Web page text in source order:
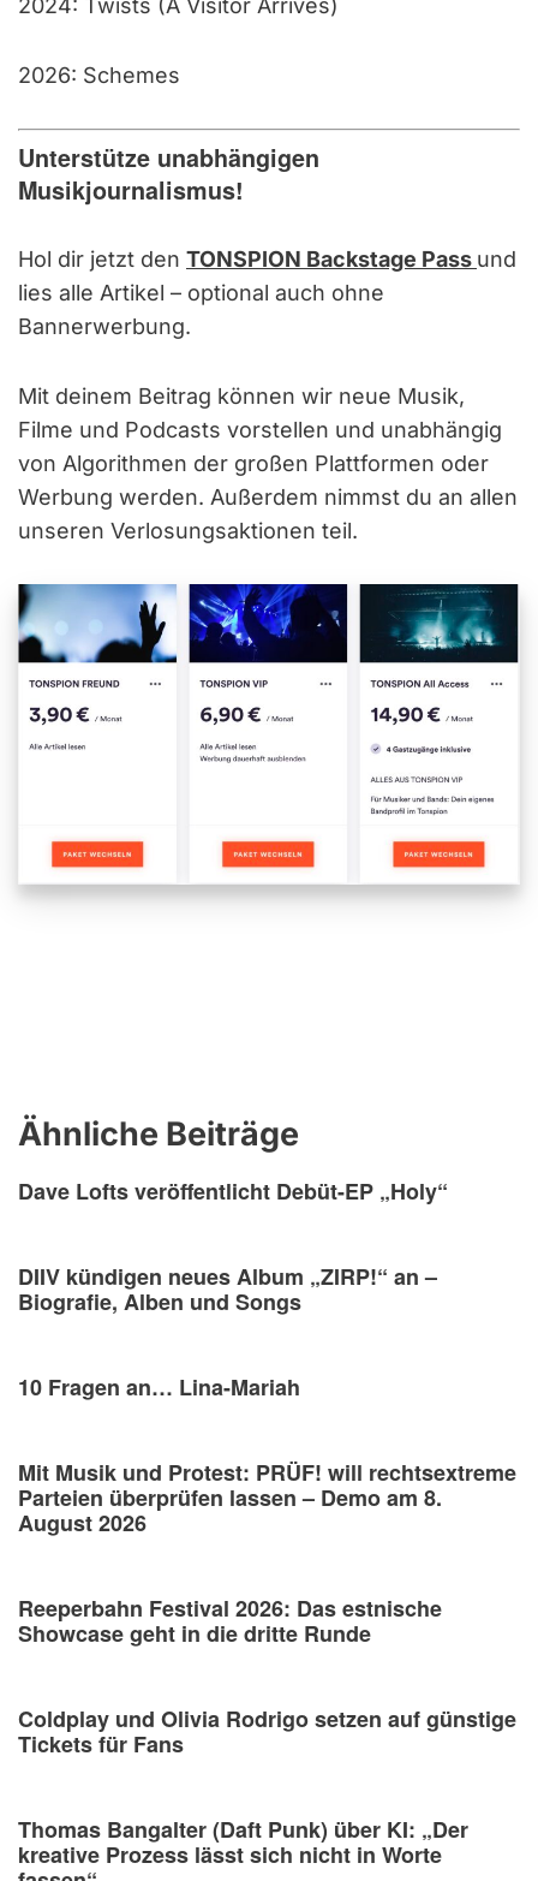
2024: Twists (A Visitor Arrives)
2026: Schemes
Unterstütze unabhängigen
Musikjournalismus!
Hol dir jetzt den TONSPION Backstage Pass und
lies alle Artikel – optional auch ohne
Bannerwerbung.
Mit deinem Beitrag können wir neue Musik,
Filme und Podcasts vorstellen und unabhängig
von Algorithmen der großen Plattformen oder
Werbung werden. Außerdem nimmst du an allen
unseren Verlosungsaktionen teil.
Ähnliche Beiträge
Dave Lofts veröffentlicht Debüt-EP „Holy“
DIIV kündigen neues Album „ZIRP!“ an –
Biografie, Alben und Songs
10 Fragen an… Lina-Mariah
Mit Musik und Protest: PRÜF! will rechtsextreme
Parteien überprüfen lassen – Demo am 8.
August 2026
Reeperbahn Festival 2026: Das estnische
Showcase geht in die dritte Runde
Coldplay und Olivia Rodrigo setzen auf günstige
Tickets für Fans
Thomas Bangalter (Daft Punk) über KI: „Der
kreative Prozess lässt sich nicht in Worte